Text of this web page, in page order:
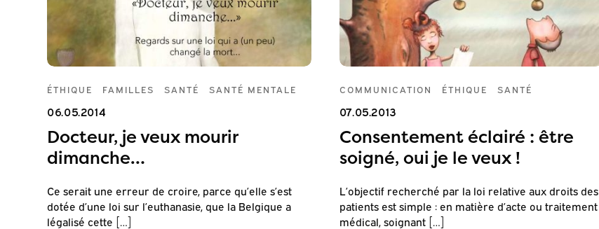
ÉTHIQUE FAMILLES SANTÉ SANTÉ MENTALE
06.05.2014
Docteur, je veux mourir
dimanche…
Ce serait une erreur de croire, parce qu’elle s’est
dotée d’une loi sur l’euthanasie, que la Belgique a
légalisé cette […]
COMMUNICATION ÉTHIQUE SANTÉ
07.05.2013
Consentement éclairé : être
soigné, oui je le veux !
L’objectif recherché par la loi relative aux droits des
patients est simple : en matière d’acte ou traitement
médical, soignant […]